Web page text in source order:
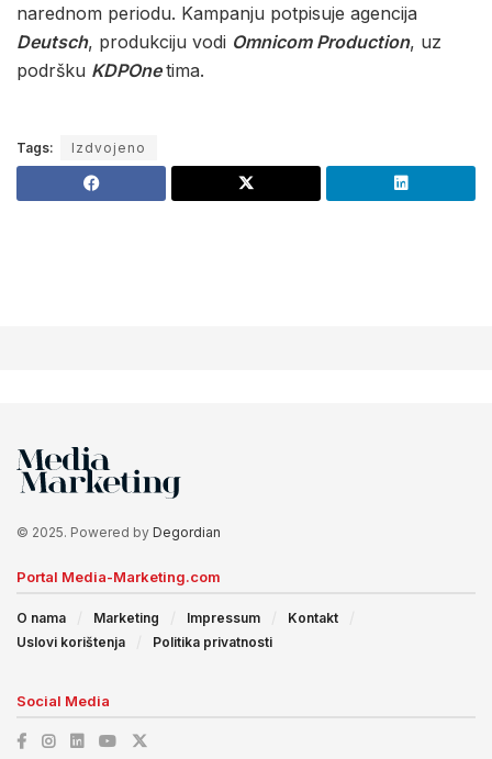
narednom periodu. Kampanju potpisuje agencija
Deutsch, produkciju vodi Omnicom Production, uz
podršku KDPOnetima.
Tags: Izdvojeno
© 2025. Powered by Degordian
Portal Media-Marketing.com
O nama Marketing Impressum
Kontakt
Uslovi korištenja
Politika privatnosti
Social Media